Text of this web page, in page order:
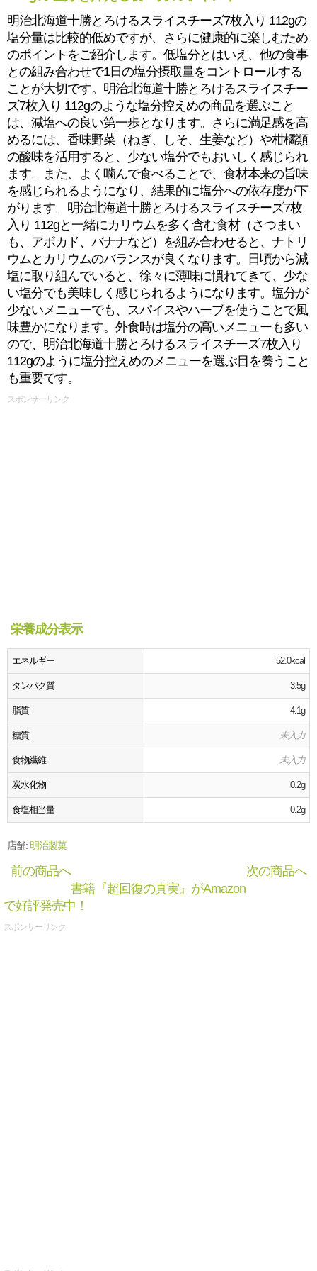
明治北海道十勝とろけるスライスチーズ7枚入り 112gの
塩分量は比較的低めですが、さらに健康的に楽しむため
のポイントをご紹介します。低塩分とはいえ、他の食事
との組み合わせで1日の塩分摂取量をコントロールする
ことが大切です。明治北海道十勝とろけるスライスチー
ズ7枚入り 112gのような塩分控えめの商品を選ぶこと
は、減塩への良い第一歩となります。さらに満足感を高
めるには、香味野菜（ねぎ、しそ、生姜など）や柑橘類
の酸味を活用すると、少ない塩分でもおいしく感じられ
ます。また、よく噛んで食べることで、食材本来の旨味
を感じられるようになり、結果的に塩分への依存度が下
がります。明治北海道十勝とろけるスライスチーズ7枚
入り 112gと一緒にカリウムを多く含む食材（さつまい
も、アボカド、バナナなど）を組み合わせると、ナトリ
ウムとカリウムのバランスが良くなります。日頃から減
塩に取り組んでいると、徐々に薄味に慣れてきて、少な
い塩分でも美味しく感じられるようになります。塩分が
少ないメニューでも、スパイスやハーブを使うことで風
味豊かになります。外食時は塩分の高いメニューも多い
ので、明治北海道十勝とろけるスライスチーズ7枚入り
112gのように塩分控えめのメニューを選ぶ目を養うこと
も重要です。
スポンサーリンク
栄養成分表示
エネルギー 52.0kcal
タンパク質 3.5g
脂質 4.1g
糖質 未入力
食物繊維 未入力
炭水化物 0.2g
食塩相当量 0.2g
店舗: 明治製菓
前の商品へ
次の商品へ
書籍『超回復の真実』がAmazon
で好評発売中！
スポンサーリンク